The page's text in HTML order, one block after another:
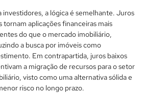
investidores, a lógica é semelhante. Juros
tornam aplicações financeiras mais
do que o mercado imobiliário,
a busca por imóveis como
Em contrapartida, juros baixos
a migração de recursos para o setor
visto como uma alternativa sólida e
risco no longo prazo.